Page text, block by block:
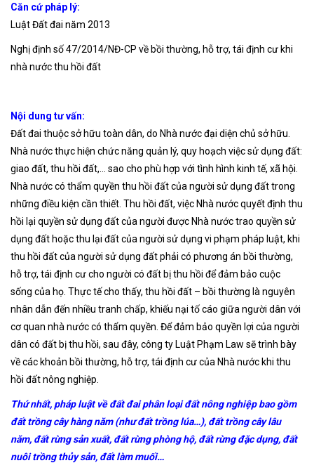
Căn cứ pháp lý:
Luật Đất đai năm 2013
Nghị định số 47/2014/NĐ-CP về bồi thường, hỗ trợ, tái định cư khi
nhà nước thu hồi đất
Nội dung tư vấn:
Đất đai thuộc sở hữu toàn dân, do Nhà nước đại diện chủ sở hữu.
Nhà nước thực hiện chức năng quản lý, quy hoạch việc sử dụng đất:
giao đất, thu hồi đất,… sao cho phù hợp với tình hình kinh tế, xã hội.
Nhà nước có thẩm quyền thu hồi đất của người sử dụng đất trong
những điều kiện cần thiết. Thu hồi đất, việc Nhà nước quyết định thu
hồi lại quyền sử dụng đất của người được Nhà nước trao quyền sử
dụng đất hoặc thu lại đất của người sử dụng vi phạm pháp luật, khi
thu hồi đất của người sử dụng đất phải có phương án bồi thường,
hỗ trợ, tái định cư cho người có đất bị thu hồi để đảm bảo cuộc
sống của họ. Thực tế cho thấy, thu hồi đất – bồi thường là nguyên
nhân dẫn đến nhiều tranh chấp, khiếu nại tố cáo giữa người dân với
cơ quan nhà nước có thẩm quyền. Để đảm bảo quyền lợi của người
dân có đất bị thu hồi, sau đây, công ty Luật Phạm Law sẽ trình bày
về các khoản bồi thường, hỗ trợ, tái định cư của Nhà nước khi thu
hồi đất nông nghiệp.
Thứ nhất, pháp luật về đất đai phân loại đất nông nghiệp bao gồm
đất trồng cây hàng năm (như đất trồng lúa…), đất trồng cây lâu
năm, đất rừng sản xuất, đất rừng phòng hộ, đất rừng đặc dụng, đất
nuôi trồng thủy sản, đất làm muối…